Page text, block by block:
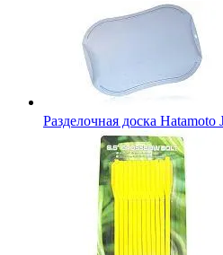
Разделочная доска Hatamoto